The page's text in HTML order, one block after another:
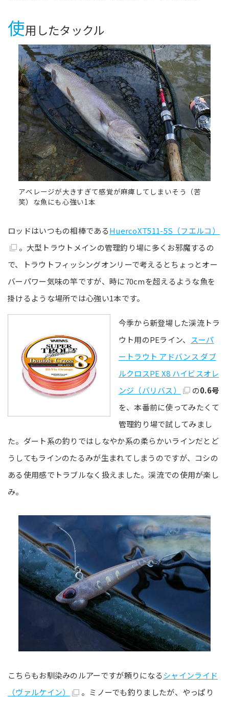
使用したタックル
アベレージが大きすぎて感覚が麻痺してしまいそう（苦
笑）な魚にも心強い1本
ロッドはいつもの相棒であるHuercoXT511-5S（フエルコ）
。大型トラウトメインの管理釣り場に多くお邪魔するの
で、トラウトフィッシングオンリーで考えるとちょっとオー
バーパワー気味の竿ですが、時に70cmを超えるような魚を
掛けるような場所では心強い1本です。
今季から新登場した渓流トラ
ウト用のPEライン、
スーパ
ートラウト アドバンス ダブ
ルクロスPE X8 ハイビスオレ
ンジ（バリバス）
の0.6号
を、本番前に使ってみたくて
管理釣り場で試してみまし
た。ダート系の釣りではしなやか系の柔らかいラインだとど
うしてもラインのたるみが生まれてしまうのですが、コシの
ある使用感でトラブルなく扱えました。渓流での使用が楽し
み。
こちらもお馴染みのルアーですが頼りになるシャインライド
（ヴァルケイン）
。ミノーでも釣りましたが、やっぱり